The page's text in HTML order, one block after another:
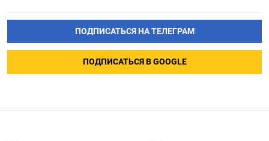
ПОДПИСАТЬСЯ НА ТЕЛЕГРАМ
ПОДПИСАТЬСЯ В GOOGLE